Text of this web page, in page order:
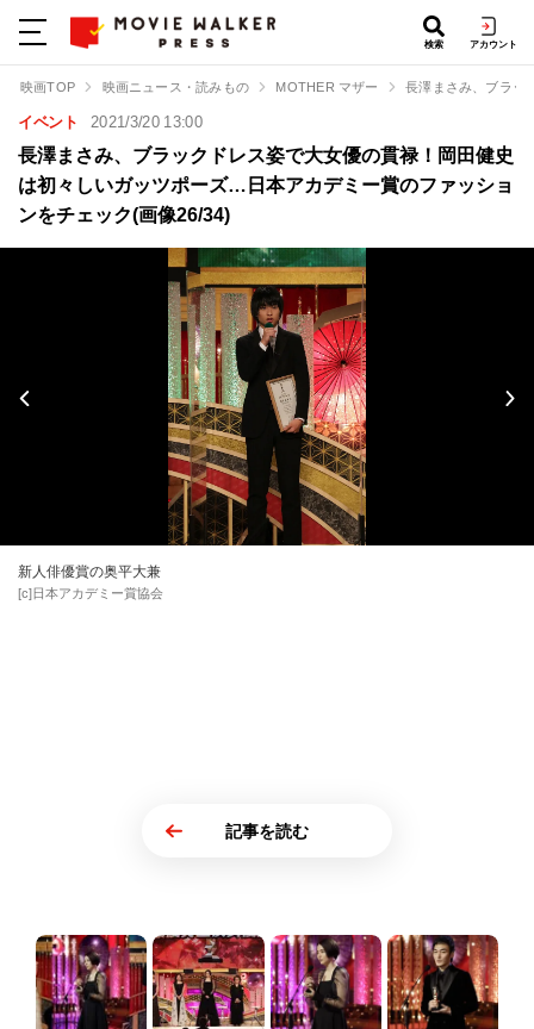
検索 アカウント
映画TOP 映画ニュース・読みもの MOTHER マザー 長澤まさみ、ブラッ
イベント 2021/3/20 13:00
長澤まさみ、ブラックドレス姿で大女優の貫禄！岡田健史
は初々しいガッツポーズ…日本アカデミー賞のファッショ
ンをチェック(画像26/34)
新人俳優賞の奥平大兼
[c]日本アカデミー賞協会
記事を読む